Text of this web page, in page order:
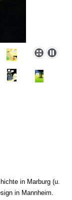
in Marburg (u.
in Mannheim.